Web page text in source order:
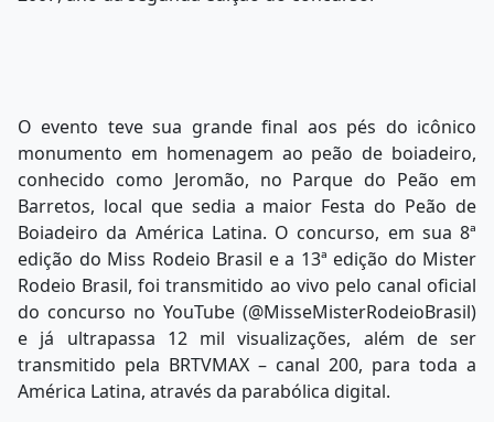
O evento teve sua grande final aos pés do icônico
monumento em homenagem ao peão de boiadeiro,
conhecido como Jeromão, no Parque do Peão em
Barretos, local que sedia a maior Festa do Peão de
Boiadeiro da América Latina. O concurso, em sua 8ª
edição do Miss Rodeio Brasil e a 13ª edição do Mister
Rodeio Brasil, foi transmitido ao vivo pelo canal oficial
do concurso no YouTube (@MisseMisterRodeioBrasil)
e já ultrapassa 12 mil visualizações, além de ser
transmitido pela BRTVMAX – canal 200, para toda a
América Latina, através da parabólica digital.